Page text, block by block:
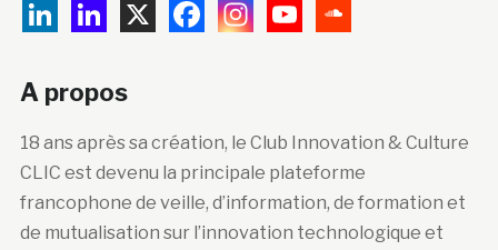
A propos
18 ans après sa création, le Club Innovation & Culture
CLIC est devenu la principale plateforme
francophone de veille, d’information, de formation et
de mutualisation sur l’innovation technologique et